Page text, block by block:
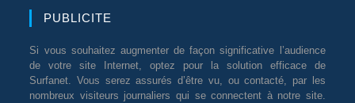
PUBLICITE
Si vous souhaitez augmenter de façon significative l’audience
de votre site Internet, optez pour la solution efficace de
Surfanet. Vous serez assurés d’être vu, ou contacté, par les
nombreux visiteurs journaliers qui se connectent à notre site.